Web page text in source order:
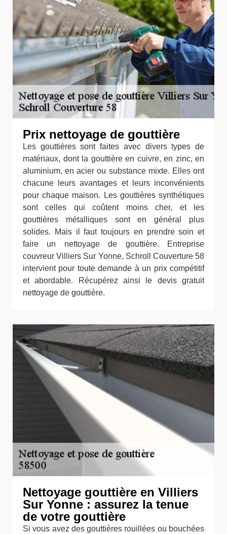
Prix nettoyage de gouttière
Les gouttières sont faites avec divers types de
matériaux, dont la gouttière en cuivre, en zinc, en
aluminium, en acier ou substance mixte. Elles ont
chacune leurs avantages et leurs inconvénients
pour chaque maison. Les gouttières synthétiques
sont celles qui coûtent moins cher, et les
gouttières métalliques sont en général plus
solides. Mais il faut toujours en prendre soin et
faire un nettoyage de gouttière. Entreprise
couvreur Villiers Sur Yonne, Schroll Couverture 58
intervient pour toute demande à un prix compétitif
et abordable. Récupérez ainsi le devis gratuit
nettoyage de gouttière.
Nettoyage gouttière en Villiers
Sur Yonne : assurez la tenue
de votre gouttière
Si vous avez des gouttières rouillées ou bouchées